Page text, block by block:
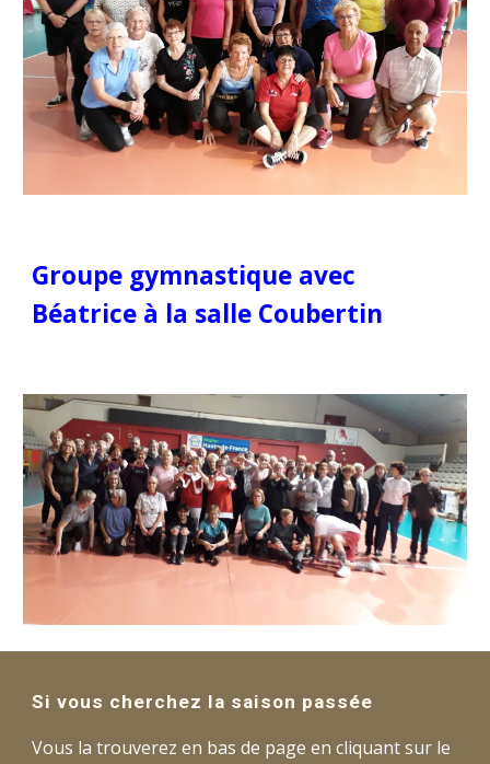
Groupe gymnastique avec
Béatrice à la salle Coubertin
Si vous cherchez la saison passée
Vous la trouverez en bas de page en cliquant sur le